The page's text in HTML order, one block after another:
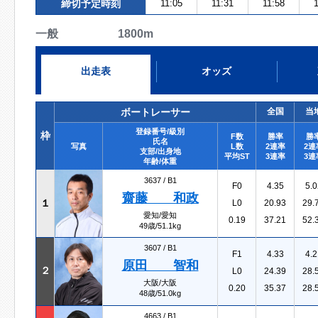
締切予定時刻 11:05 11:31 11:58
一般 1800m
出走表 オッズ
枠
ボートレーサー 全国 当
写真
登録番号/級別
氏名
支部/出身地
年齢/体重
F数
L数
平均ST
勝率
2連率
3連率
勝
2連
3連
１
3637 / B1
齋藤 和政
愛知/愛知
49歳/51.1kg
F0
L0
0.19
4.35
20.93
37.21
２
3607 / B1
原田 智和
大阪/大阪
48歳/51.0kg
F1
L0
0.20
4.33
24.39
35.37
4663 / B1